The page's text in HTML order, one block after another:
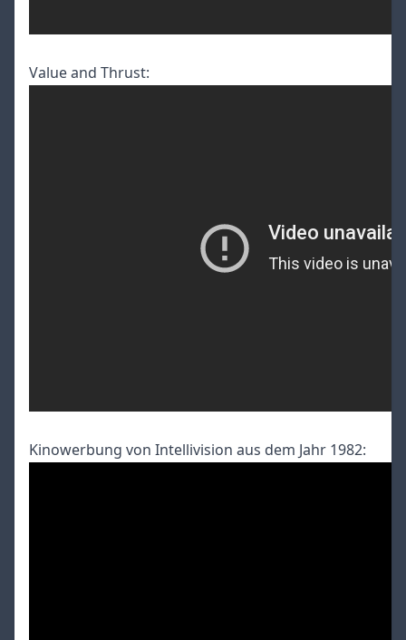
Value and Thrust:
Kinowerbung von Intellivision aus dem Jahr 1982: